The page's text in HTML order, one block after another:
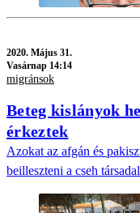
2020. Május 31.
Vasárnap 14:14
migránsok
Beteg kislányok
érkeztek
Azokat az afgán és
beilleszteni a cseh